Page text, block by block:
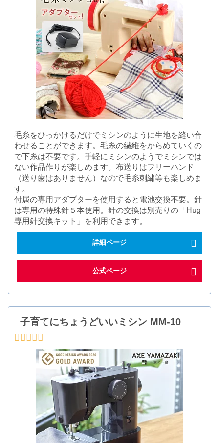
毛糸をひっかけるだけでミシンのように生地を縫い合
わせることができます。毛糸の繊維をからめていくの
で下糸は不要です。手軽にミシンのようでミシンでは
ない作品作りが楽しめます。布送りはフリーハンド
（送り歯はありません）なので毛糸刺繍等も楽しめま
す。
付属の専用アダプターを使用すると電池交換不要。針
は専用の特殊針５本使用。針の交換は別売りの「Hug
専用針交換キット」を利用できます。
詳細ページ
公式ページ
子育てにちょうどいいミシン MM-10